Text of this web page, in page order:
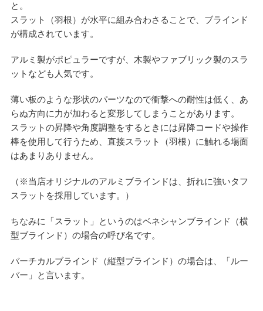
と。
スラット（羽根）が水平に組み合わさることで、ブラインド
が構成されています。
アルミ製がポピュラーですが、木製やファブリック製のスラ
ットなども人気です。
薄い板のような形状のパーツなので衝撃への耐性は低く、あ
らぬ方向に力が加わると変形してしまうことがあります。
スラットの昇降や角度調整をするときには昇降コードや操作
棒を使用して行うため、直接スラット（羽根）に触れる場面
はあまりありません。
（※当店オリジナルのアルミブラインドは、折れに強いタフ
スラットを採用しています。）
ちなみに「スラット」というのはベネシャンブラインド（横
型ブラインド）の場合の呼び名です。
バーチカルブラインド（縦型ブラインド）の場合は、「ルー
バー」と言います。